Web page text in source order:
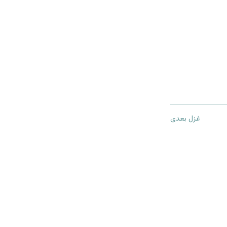
غزل بعدی